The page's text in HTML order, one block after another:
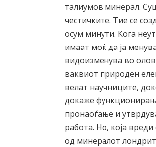
талиумов минерал.
честичките. Тие се
осум минути. Кога
имаат моќ да ја
видоизменува во
ваквиот природен
велат научниците,
докаже
пронаоѓање и
работа. Но, која
од минералот